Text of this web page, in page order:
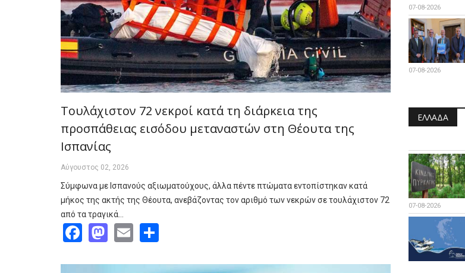
Τουλάχιστον 72 νεκροί κατά τη διάρκεια της
προσπάθειας εισόδου μεταναστών στη Θέουτα της
Ισπανίας
Αύγουστος 02, 2026
Σύμφωνα με Ισπανούς αξιωματούχους, άλλα πέντε πτώματα εντοπίστηκαν κατά
μήκος της ακτής της Θέουτα, ανεβάζοντας τον αριθμό των νεκρών σε τουλάχιστον 72
από τα τραγικά…
Facebook
Mastodon
Email
07-08-2026
07-08-2026
ΕΛΛΆΔΑ
07-08-2026